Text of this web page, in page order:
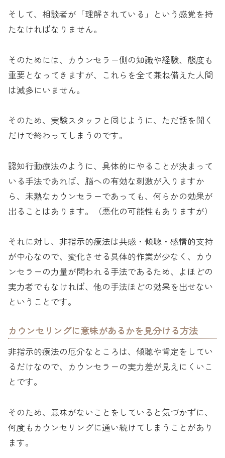
そして、相談者が「理解されている」という感覚を持
たなければなりません。
そのためには、カウンセラー側の知識や経験、態度も
重要となってきますが、これらを全て兼ね備えた人間
は滅多にいません。
そのため、実験スタッフと同じように、ただ話を聞く
だけで終わってしまうのです。
認知行動療法のように、具体的にやることが決まって
いる手法であれば、脳への有効な刺激が入りますか
ら、未熟なカウンセラーであっても、何らかの効果が
出ることはあります。（悪化の可能性もありますが）
それに対し、非指示的療法は共感・傾聴・感情的支持
が中心なので、変化させる具体的作業が少なく、カウ
ンセラーの力量が問われる手法であるため、よほどの
実力者でもなければ、他の手法ほどの効果を出せない
ということです。
カウンセリングに意味があるかを見分ける方法
非指示的療法の厄介なところは、傾聴や肯定をしてい
るだけなので、カウンセラーの実力差が見えにくいこ
とです。
そのため、意味がないことをしていると気づかずに、
何度もカウンセリングに通い続けてしまうことがあり
ます。